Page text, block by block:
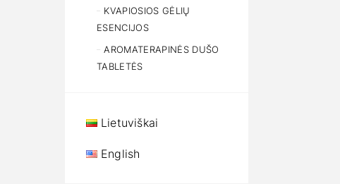
KVAPIOSIOS GĖLIŲ
ESENCIJOS
AROMATERAPINĖS DUŠO
TABLETĖS
Lietuviškai
English